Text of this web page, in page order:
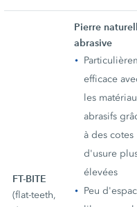
FT-BITE
(flat-teeth,
Pierre
abrasive
efficace
les
abrasifs
à des cotes
d'usure
élevées
Peu